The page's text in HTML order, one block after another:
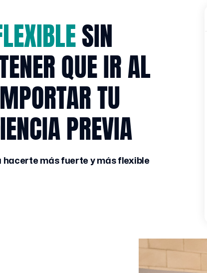
SIN
QUE IR AL
TU
PREVIA
hacerte más fuerte y más flexible